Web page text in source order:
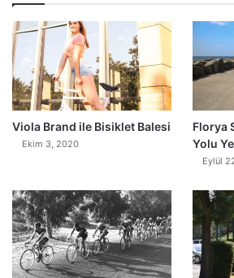
Viola Brand ile Bisiklet Balesi
Ekim 3, 2020
0
Florya
Yolu
Eylül